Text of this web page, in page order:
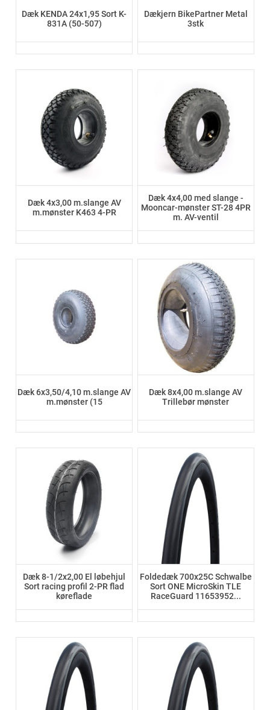
Dæk KENDA 24x1,95 Sort K-
831A (50-507)
Dækjern BikePartner Metal
3stk
Dæk 4x3,00 m.slange AV
m.mønster K463 4-PR
Dæk 4x4,00 med slange -
Mooncar-mønster ST-28 4PR
m. AV-ventil
Dæk 6x3,50/4,10 m.slange AV
m.mønster (15
Dæk 8x4,00 m.slange AV
Trillebør mønster
Dæk 8-1/2x2,00 El løbehjul
Sort racing profil 2-PR flad
køreflade
Foldedæk 700x25C Schwalbe
Sort ONE MicroSkin TLE
RaceGuard 11653952...